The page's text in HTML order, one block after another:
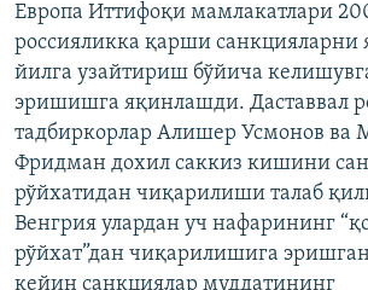
Европа Иттифоқи мамлакатлари
россияликка қарши санкцияларни
йилга узайтириш бўйича
эришишга яқинлашди. Даставвал
тадбиркорлар Алишер Усмонов ва
Фридман дохил саккиз кишини
рўйхатидан чиқарилиши талаб
Венгрия улардан уч нафарининг
рўйхат”дан чиқарилишига
кейин санкциялар муддатининг